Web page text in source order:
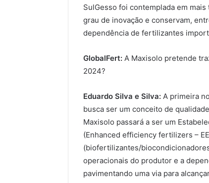
SulGesso foi contemplada em
grau de inovação e conservam,
dependência de fertilizantes
GlobalFert: A Maxisolo pretende
2024?
Eduardo Silva e Silva: A primeira
busca ser um conceito de
Maxisolo passará a ser um
(Enhanced efficiency fertilizers –
(biofertilizantes/
operacionais do produtor e a
pavimentando uma via para